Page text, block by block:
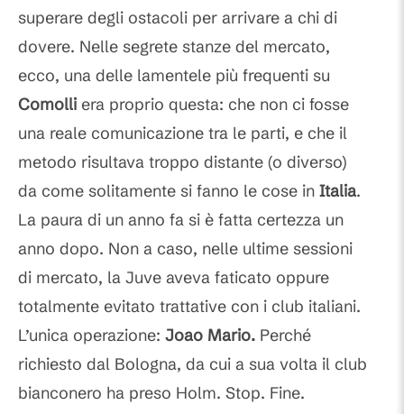
superare degli ostacoli per arrivare a chi di
dovere. Nelle segrete stanze del mercato,
ecco, una delle lamentele più frequenti su
Comolli era proprio questa: che non ci fosse
una reale comunicazione tra le parti, e che il
metodo risultava troppo distante (o diverso)
da come solitamente si fanno le cose in Italia.
La paura di un anno fa si è fatta certezza un
anno dopo. Non a caso, nelle ultime sessioni
di mercato, la Juve aveva faticato oppure
totalmente evitato trattative con i club italiani.
L’unica operazione: Joao Mario. Perché
richiesto dal Bologna, da cui a sua volta il club
bianconero ha preso Holm. Stop. Fine.